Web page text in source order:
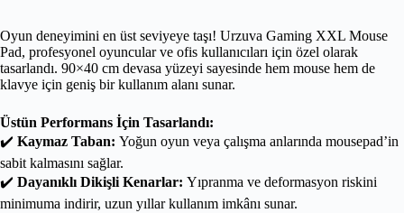
Oyun deneyimini en üst seviyeye taşı! Urzuva Gaming XXL Mouse
Pad, profesyonel oyuncular ve ofis kullanıcıları için özel olarak
tasarlandı. 90×40 cm devasa yüzeyi sayesinde hem mouse hem de
klavye için geniş bir kullanım alanı sunar.
Üstün Performans İçin Tasarlandı:
✔️ Kaymaz Taban: Yoğun oyun veya çalışma anlarında mousepad’in
sabit kalmasını sağlar.
✔️ Dayanıklı Dikişli Kenarlar: Yıpranma ve deformasyon riskini
minimuma indirir, uzun yıllar kullanım imkânı sunar.